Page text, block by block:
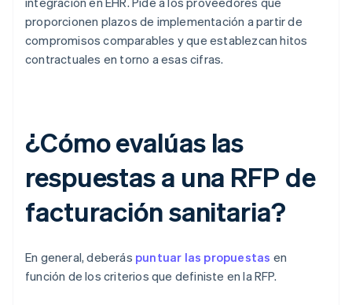
proporcionen plazos de implementación a partir de
compromisos comparables y que establezcan hitos
contractuales en torno a esas cifras.
¿Cómo evalúas las
respuestas a una RFP de
facturación sanitaria?
En general, deberás puntuar las propuestas en
función de los criterios que definiste en la RFP.